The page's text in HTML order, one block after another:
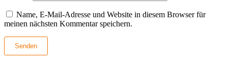
Name, E-Mail-Adresse und Website in diesem Browser für
meinen nächsten Kommentar speichern.